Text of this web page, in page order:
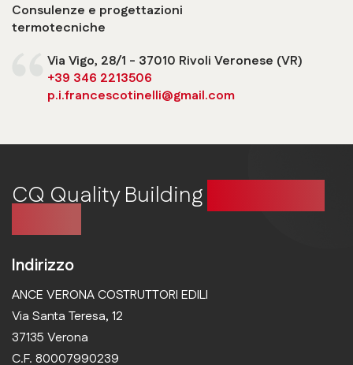
Consulenze e progettazioni
termotecniche
Via Vigo, 28/1 - 37010 Rivoli Veronese (VR)
+39 346 2213506
p.i.francescotinelli@gmail.com
CQ Quality Building
Indirizzo
ANCE VERONA COSTRUTTORI EDILI
Via Santa Teresa, 12
37135 Verona
C.F. 80007990239